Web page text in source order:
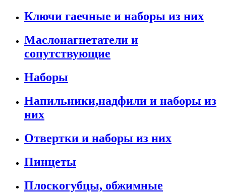
Ключи гаечные и наборы из них
Маслонагнетатели и
сопутствующие
Наборы
Напильники,надфили и наборы из
них
Отвертки и наборы из них
Пинцеты
Плоскогубцы, обжимные